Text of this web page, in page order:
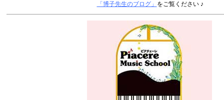
「博子先生のブログ」 をご覧ください ♪